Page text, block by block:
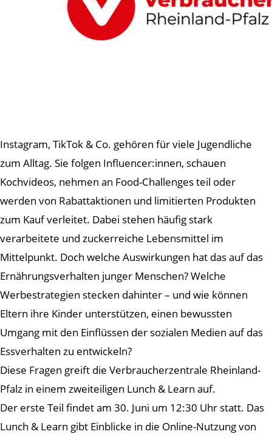
Instagram, TikTok & Co. gehören für viele Jugendliche
zum Alltag. Sie folgen Influencer:innen, schauen
Kochvideos, nehmen an Food-Challenges teil oder
werden von Rabattaktionen und limitierten Produkten
zum Kauf verleitet. Dabei stehen häufig stark
verarbeitete und zuckerreiche Lebensmittel im
Mittelpunkt. Doch welche Auswirkungen hat das auf das
Ernährungsverhalten junger Menschen? Welche
Werbestrategien stecken dahinter – und wie können
Eltern ihre Kinder unterstützen, einen bewussten
Umgang mit den Einflüssen der sozialen Medien auf das
Essverhalten zu entwickeln?
Diese Fragen greift die Verbraucherzentrale Rheinland-
Pfalz in einem zweiteiligen Lunch & Learn auf.
Der erste Teil findet am 30. Juni um 12:30 Uhr statt. Das
Lunch & Learn gibt Einblicke in die Online-Nutzung von